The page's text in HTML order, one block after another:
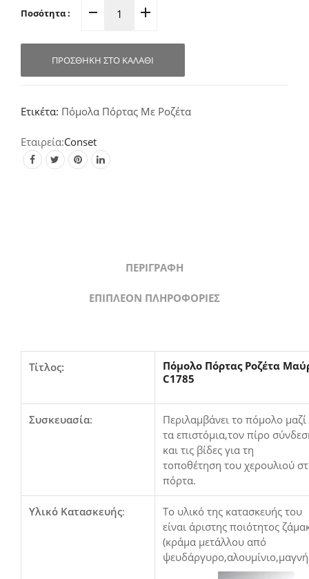
Ποσότητα :
Πόμολο
Ροζέτα
ΠΡΟΣΘΉΚΗ ΣΤΟ ΚΑΛΆΘΙ
Ετικέτα: Πόμολα Πόρτας Με Ροζέτα
Conset
ΠΕΡΙΓΡΑΦΉ
ΕΠΙΠΛΈΟΝ ΠΛΗΡΟΦΟΡΊΕΣ
Τίτλος:
Πόμολο Πόρτας Ροζέτα
C1785
Συσκευασία:
Περιλαμβάνει το πόμολο μαζί
τα επιστόμια,τον πίρο
και τις βίδες για τη
τοποθέτηση του χερουλιού
πόρτα.
Υλικό Κατασκευής:
Το υλικό της κατασκευής του
είναι άριστης ποιότητος
(κράμα μετάλλου από